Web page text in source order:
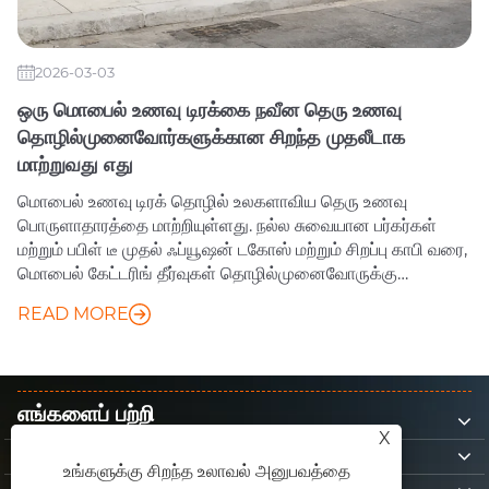
2026-03-03
ஒரு மொபைல் உணவு டிரக்கை நவீன தெரு உணவு
தொழில்முனைவோர்களுக்கான சிறந்த முதலீடாக
மாற்றுவது எது
மொபைல் உணவு டிரக் தொழில் உலகளாவிய தெரு உணவு
பொருளாதாரத்தை மாற்றியுள்ளது. நல்ல சுவையான பர்கர்கள்
மற்றும் பபிள் டீ முதல் ஃப்யூஷன் டகோஸ் மற்றும் சிறப்பு காபி வரை,
மொபைல் கேட்டரிங் தீர்வுகள் தொழில்முனைவோருக்கு
லாபம் ஈட்டும் திறனை வழங்குகின்றன.
READ MORE
எங்களைப் பற்றி
எங்களை தொடர்பு கொள்ள
X
உங்களுக்கு சிறந்த உலாவல் அனுபவத்தை